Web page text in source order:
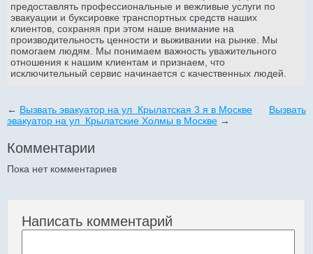
предоставлять профессиональные и вежливые услуги по
эвакуации и буксировке транспортных средств наших
клиентов, сохраняя при этом наше внимание на
производительность ценности и выживании на рынке. Мы
помогаем людям. Мы понимаем важность уважительного
отношения к нашим клиентам и признаем, что
исключительный сервис начинается с качественных людей.
← Вызвать эвакуатор на ул Крылатская 3 я в Москве
Вызвать
эвакуатор на ул Крылатские Холмы в Москве →
Комментарии
Пока нет комментариев
Написать комментарий